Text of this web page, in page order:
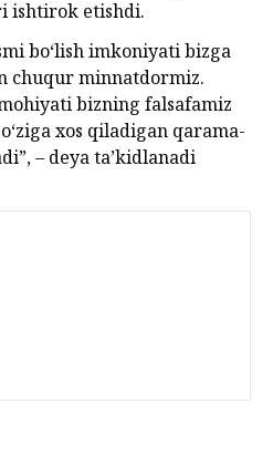
ishtirok etishdi.
bo‘lish imkoniyati bizga
chuqur minnatdormiz.
bizning falsafamiz
xos qiladigan qarama-
– deya ta’kidlanadi